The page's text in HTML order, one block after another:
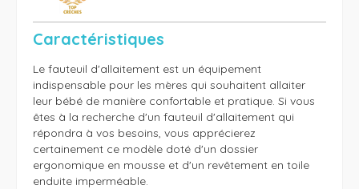
Caractéristiques
Le fauteuil d'allaitement est un équipement
indispensable pour les mères qui souhaitent allaiter
leur bébé de manière confortable et pratique. Si vous
êtes à la recherche d'un fauteuil d'allaitement qui
répondra à vos besoins, vous apprécierez
certainement ce modèle doté d'un dossier
ergonomique en mousse et d'un revêtement en toile
enduite imperméable.